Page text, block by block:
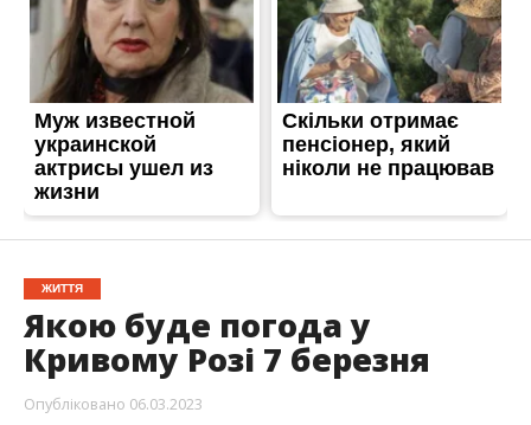
ЖИТТЯ
Якою буде погода у
Кривому Розі 7 березня
Опубліковано 06.03.2023